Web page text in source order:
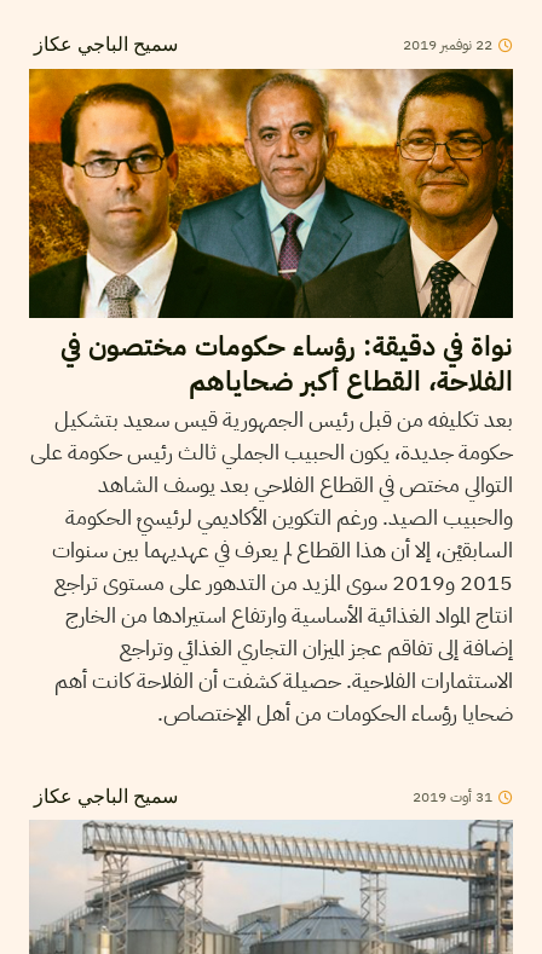
سميح الباجي عكاز 22 نوفمبر 2019
نواة في دقيقة: رؤساء حكومات مختصون في
الفلاحة، القطاع أكبر ضحاياهم
بعد تكليفه من قبل رئيس الجمهورية قيس سعيد بتشكيل
حكومة جديدة، يكون الحبيب الجملي ثالث رئيس حكومة على
التوالي مختص في القطاع الفلاحي بعد يوسف الشاهد
والحبيب الصيد. ورغم التكوين الأكاديمي لرئيسيْ الحكومة
السابقيْن، إلا أن هذا القطاع لم يعرف في عهديهما بين سنوات
2015 و2019 سوى المزيد من التدهور على مستوى تراجع
انتاج المواد الغذائية الأساسية وارتفاع استيرادها من الخارج
إضافة إلى تفاقم عجز الميزان التجاري الغذائي وتراجع
الاستثمارات الفلاحية. حصيلة كشفت أن الفلاحة كانت أهم
ضحايا رؤساء الحكومات من أهل الإختصاص.
سميح الباجي عكاز 31 أوت2019